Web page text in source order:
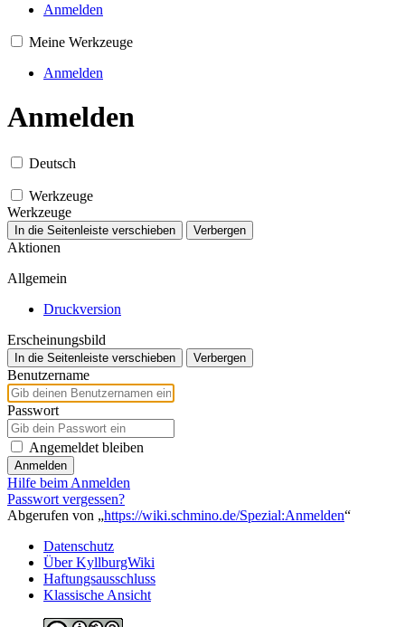
Anmelden
Meine Werkzeuge
Anmelden
Anmelden
Deutsch
Werkzeuge
Werkzeuge
In die Seitenleiste verschieben Verbergen
Aktionen
Allgemein
Druckversion
Erscheinungsbild
In die Seitenleiste verschieben Verbergen
Benutzername
Passwort
Angemeldet bleiben
Anmelden
Hilfe beim Anmelden
Passwort vergessen?
Abgerufen von „https://wiki.schmino.de/Spezial:Anmelden“
Datenschutz
Über KyllburgWiki
Haftungsausschluss
Klassische Ansicht